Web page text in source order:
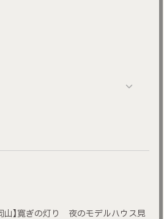
山】寛ぎの灯り 夜のモデルハウス見